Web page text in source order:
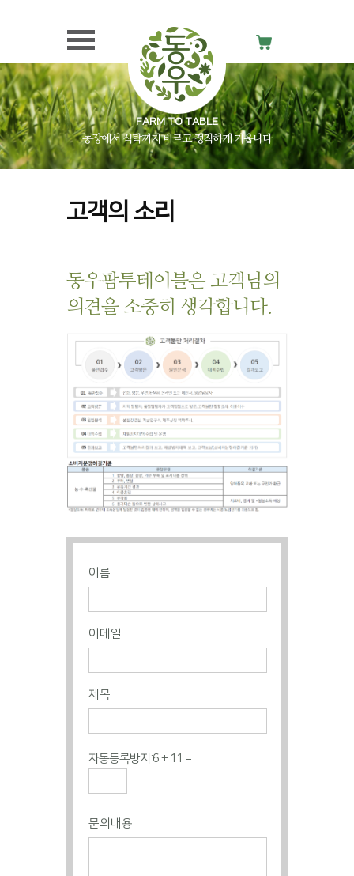
FARM TO TABLE
농장에서 식탁까지 바르고 정직하게 키웁니다
고객의 소리
동우팜투테이블은 고객님의
의견을 소중히 생각합니다.
이름
이메일
제목
자동등록방지:6 + 11 =
문의내용